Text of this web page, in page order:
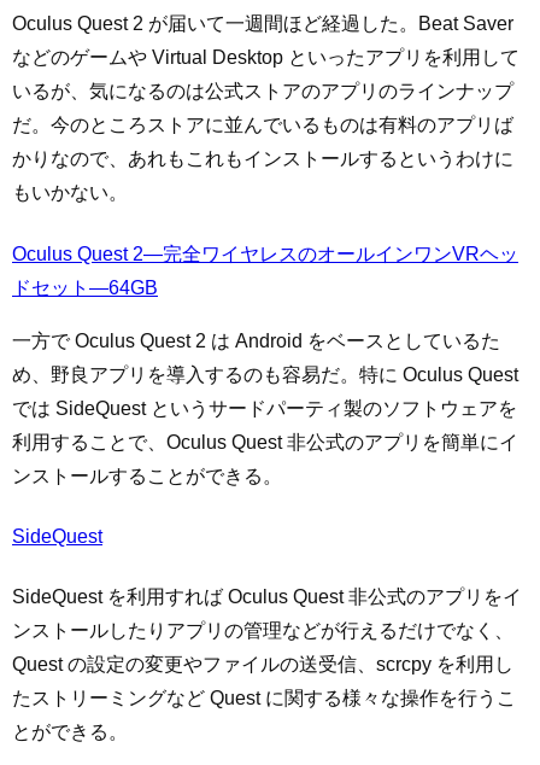
Oculus Quest 2 が届いて一週間ほど経過した。Beat Saver
などのゲームや Virtual Desktop といったアプリを利用して
いるが、気になるのは公式ストアのアプリのラインナップ
だ。今のところストアに並んでいるものは有料のアプリば
かりなので、あれもこれもインストールするというわけに
もいかない。
Oculus Quest 2—完全ワイヤレスのオールインワンVRヘッ
ドセット—64GB
一方で Oculus Quest 2 は Android をベースとしているた
め、野良アプリを導入するのも容易だ。特に Oculus Quest
では SideQuest というサードパーティ製のソフトウェアを
利用することで、Oculus Quest 非公式のアプリを簡単にイ
ンストールすることができる。
SideQuest
SideQuest を利用すれば Oculus Quest 非公式のアプリをイ
ンストールしたりアプリの管理などが行えるだけでなく、
Quest の設定の変更やファイルの送受信、scrcpy を利用し
たストリーミングなど Quest に関する様々な操作を行うこ
とができる。